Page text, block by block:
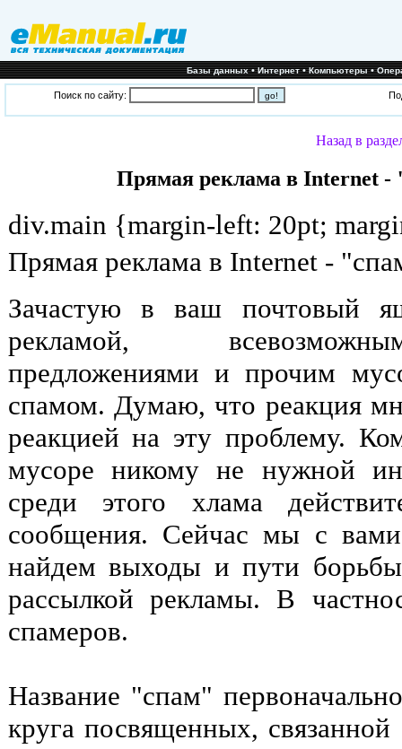
Базы данных•Интернет•Компьютеры•
Поиск по сайту:
Назад в
Прямая реклама в Internet
div.main {margin-left: 20pt;
Прямая реклама в Internet -
Зачастую в ваш почтовый
рекламой,
предложениями и прочим
спамом. Думаю, что реакция
реакцией на эту проблему.
мусоре никому не нужной
среди этого хлама
сообщения. Сейчас мы с
найдем выходы и пути
рассылкой рекламы. В
спамеров.
Название "спам"
круга посвященных,